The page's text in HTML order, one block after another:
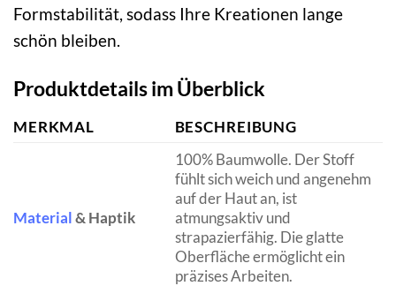
Formstabilität, sodass Ihre Kreationen lange
schön bleiben.
Produktdetails im Überblick
MERKMAL BESCHREIBUNG
Material& Haptik
100% Baumwolle. Der Stoff
fühlt sich weich und angenehm
auf der Haut an, ist
atmungsaktiv und
strapazierfähig. Die glatte
Oberfläche ermöglicht ein
präzises Arbeiten.